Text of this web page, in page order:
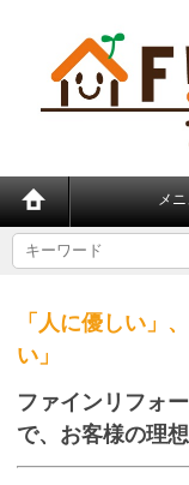
メ
「人に優しい」
い」
ファインリフォ
で、 お客様の理